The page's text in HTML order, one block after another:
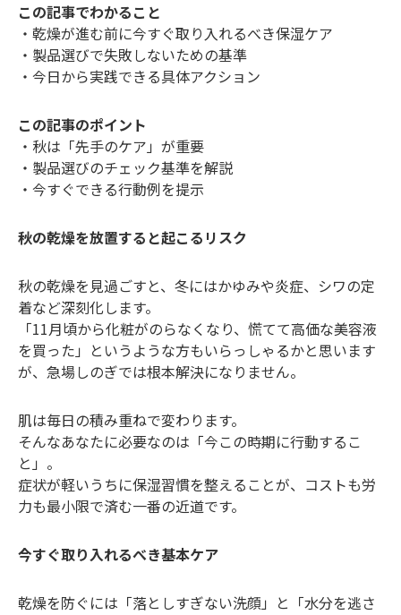
この記事でわかること
・乾燥が進む前に今すぐ取り入れるべき保湿ケア
・製品選びで失敗しないための基準
・今日から実践できる具体アクション
この記事のポイント
・秋は「先手のケア」が重要
・製品選びのチェック基準を解説
・今すぐできる行動例を提示
秋の乾燥を放置すると起こるリスク
秋の乾燥を見過ごすと、冬にはかゆみや炎症、シワの定
着など深刻化します。
「11月頃から化粧がのらなくなり、慌てて高価な美容液
を買った」というような方もいらっしゃるかと思います
が、急場しのぎでは根本解決になりません。
肌は毎日の積み重ねで変わります。
そんなあなたに必要なのは「今この時期に行動するこ
と」。
症状が軽いうちに保湿習慣を整えることが、コストも労
力も最小限で済む一番の近道です。
今すぐ取り入れるべき基本ケア
乾燥を防ぐには「落としすぎない洗顔」と「水分を逃さ